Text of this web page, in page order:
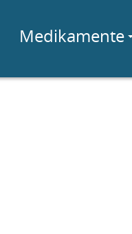
Medikamente